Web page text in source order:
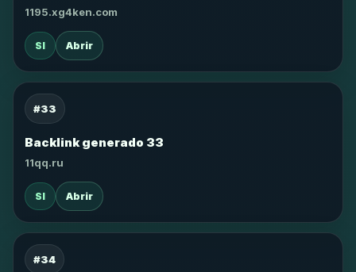
1195.xg4ken.com
SI Abrir
#33
Backlink generado 33
11qq.ru
SI Abrir
#34